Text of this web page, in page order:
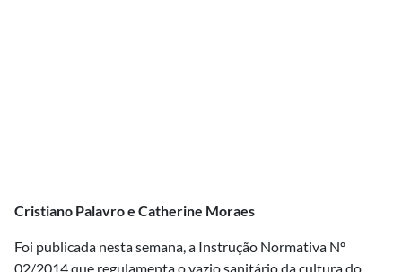
Cristiano Palavro e Catherine Moraes
Foi publicada nesta semana, a Instrução Normativa Nº
02/2014 que regulamenta o vazio sanitário da cultura do